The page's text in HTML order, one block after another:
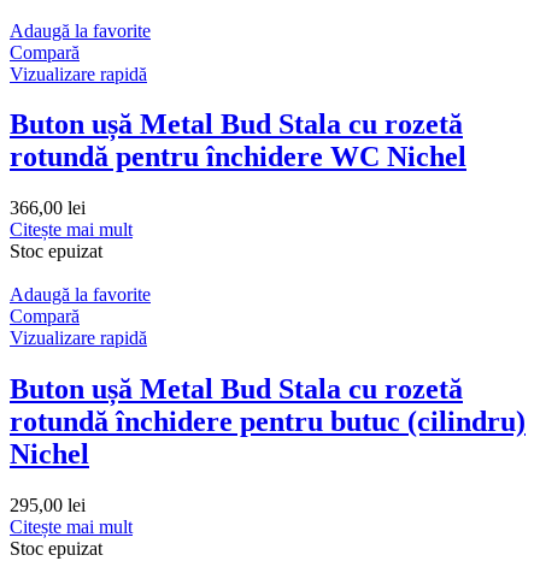
Adaugă la favorite
Compară
Vizualizare rapidă
Buton ușă Metal Bud Stala cu rozetă
rotundă pentru închidere WC Nichel
366,00 lei
Citește mai mult
Stoc epuizat
Adaugă la favorite
Compară
Vizualizare rapidă
Buton ușă Metal Bud Stala cu rozetă
rotundă închidere pentru butuc (cilindru)
Nichel
295,00 lei
Citește mai mult
Stoc epuizat